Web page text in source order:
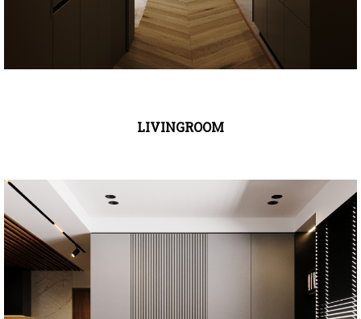
LIVINGROOM